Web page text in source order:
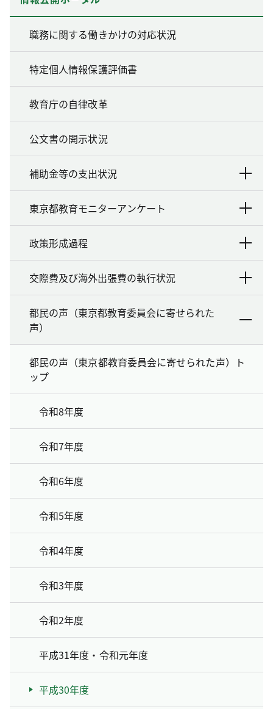
職務に関する働きかけの対応状況
特定個人情報保護評価書
教育庁の自律改革
公文書の開示状況
補助金等の支出状況
東京都教育モニターアンケート
政策形成過程
交際費及び海外出張費の執行状況
都民の声（東京都教育委員会に寄せられた
声）
都民の声（東京都教育委員会に寄せられた声）ト
ップ
令和8年度
令和7年度
令和6年度
令和5年度
令和4年度
令和3年度
令和2年度
平成31年度・令和元年度
平成30年度